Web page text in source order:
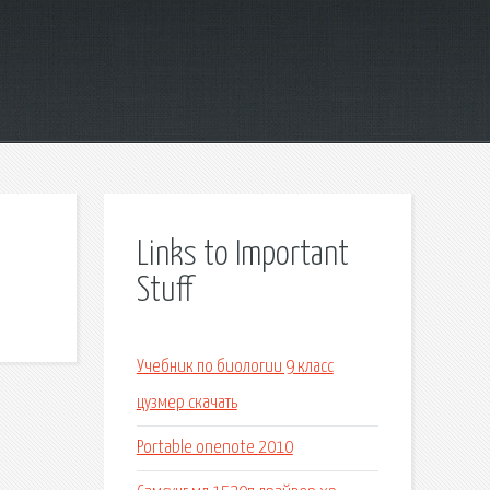
Links to Important
Stuff
Учебник по биологии 9 класс
цузмер скачать
Portable onenote 2010